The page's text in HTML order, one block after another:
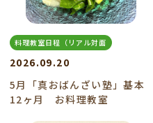
料理教室日程（リアル対面
2026.09.20
5月「真おばんざい塾」基本
12ヶ月 お料理教室